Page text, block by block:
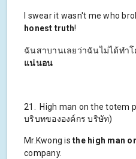
I swear it wasn't me who
honest truth!
ฉันสาบานเลยว่าฉันไม่ได้ทำ
แน่นอน
21. High man on the
บริบทขององค์กร บริษัท)
Mr.Kwong is the high man
company.